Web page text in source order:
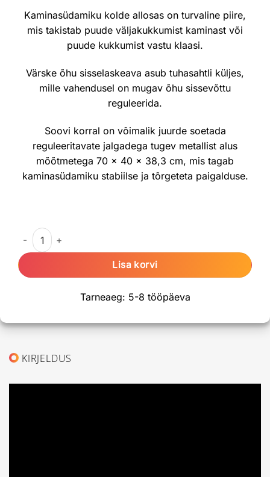
Kaminasüdamiku kolde allosas on turvaline piire,
mis takistab puude väljakukkumist kaminast või
puude kukkumist vastu klaasi.
Värske õhu sisselaskeava asub tuhasahtli küljes,
mille vahendusel on mugav õhu sissevõttu
reguleerida.
Soovi korral on võimalik juurde soetada
reguleeritavate jalgadega tugev metallist alus
mõõtmetega 70 x 40 x 38,3 cm, mis tagab
kaminasüdamiku stabiilse ja tõrgeteta paigalduse.
Malmist kaminasüdamik KAWMET W16 13,5kW ECO kogus
Lisa korvi
Tarneaeg: 5-8 tööpäeva
KIRJELDUS